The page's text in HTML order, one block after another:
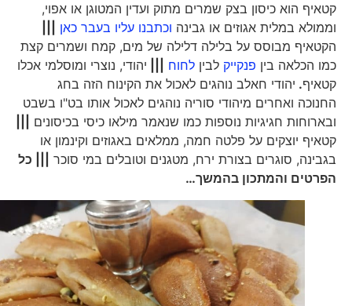
קטאיף הוא כיסון בצק שמרים מתוק ועדין המטוגן או אפוי,
וממולא במלית אגוזים או גבינהוכתבנו עליו בעבר כאן |||
הקטאיף מבוסס על בלילה דלילה של מים, קמח ושמרים קצת
כמו הכלאה ביןפנקייקלביןלחוח |||
יהודי, נוצרי ומוסלמי אכלו
קטאיף.יהודי חאלב נוהגים לאכול את הקינוח הזה בחג
החנוכה ואחרים מיהודי סוריה נוהגים לאכול אותו בט"ו בשבט
ובארוחות חגיגיות נוספות כמו שנאמר מילאו כיסי בכיסונים|||
קטאיף יוצקים על פלטה חמה, ממלאים באגוזים וקינמון או
בגבינה, סוגרים בצורת ירח, מטגנים וטובלים במי סוכר||| כל
הפרטים והמתכון בהמשך…